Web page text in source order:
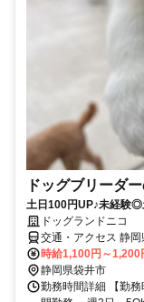
ドッグブリーダ
土日100円UP♪未経験
ドッグランドニコ
交通・アクセス 静岡
時給1,100円～1,200
静岡県袋井市
勤務時間詳細 【勤